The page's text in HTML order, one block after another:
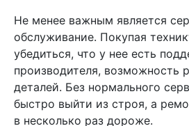
Не менее важным является
обслуживание. Покупая
убедиться, что у нее есть
производителя, возможность
деталей. Без нормального
быстро выйти из строя, а
в несколько раз дороже.